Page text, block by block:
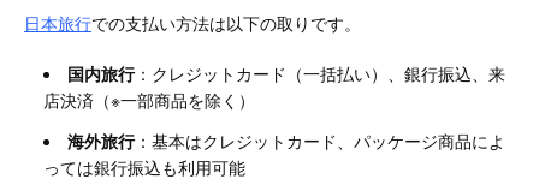
日本旅行での支払い方法は以下の取りです。
国内旅行：クレジットカード（一括払い）、銀行振込、来
店決済（※一部商品を除く）
海外旅行：基本はクレジットカード、パッケージ商品によ
っては銀行振込も利用可能